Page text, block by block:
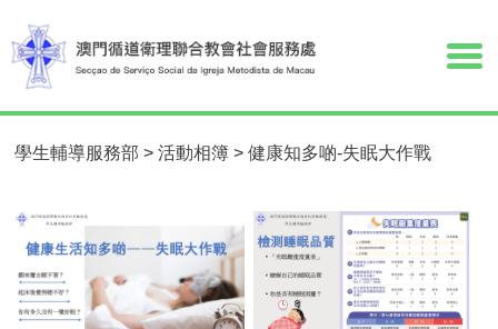
學生輔導服務部 > 活動相簿 > 健康知多啲-失眠大作戰